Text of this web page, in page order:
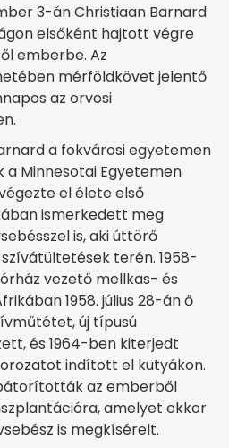
3-án Christiaan Barnard
elsőként hajtott végre
emberbe. Az
mérföldkövet jelentő
az orvosi
a fokvárosi egyetemen
a Minnesotai Egyetemen
el élete első
ismerkedett meg
is, aki úttörő
terén. 1958-
vezető mellkas- és
1958. július 28-án ő
új típusú
és 1964-ben kiterjedt
indított el kutyákon.
az emberből
amelyet ekkor
is megkísérelt.